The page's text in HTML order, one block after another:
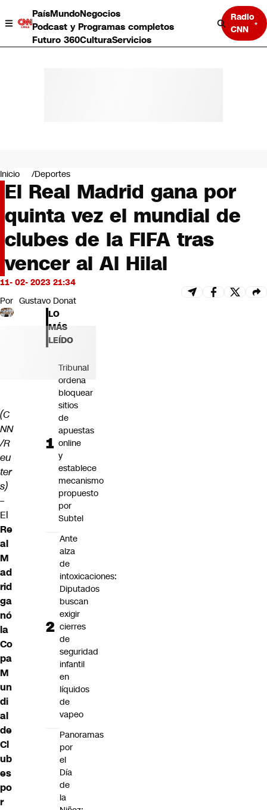
PaísMundoNegocios
Podcast y Programas completos
Futuro 360CulturaServicios
Radio
CNN
Negocios
Deportes
Programas completos
Cultura
Servicios
Bits
CNN tiempo
Futuro 360
Inicio Deportes
El Real Madrid gana por
quinta vez el mundial de
clubes de la FIFA tras
vencer al Al Hilal
11- 02- 2023 21:34
Por Gustavo Donat
(C
NN
/R
eu
ter
s)
–
El
Re
al
M
ad
rid
ga
nó
la
Co
pa
M
un
di
al
de
Cl
ub
es
po
r
LO
MÁS
LEÍDO
Tribunal
ordena
bloquear
sitios
de
apuestas
online
y
establece
mecanismo
propuesto
por
Subtel
Ante
alza
de
intoxicaciones:
Diputados
buscan
exigir
cierres
de
seguridad
infantil
en
líquidos
de
vapeo
Panoramas
por
el
Día
de
la